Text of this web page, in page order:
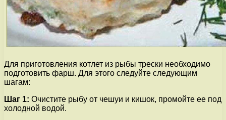
Для приготовления котлет из рыбы трески необходимо
подготовить фарш. Для этого следуйте следующим
шагам:
Шаг 1: Очистите рыбу от чешуи и кишок, промойте ее под
холодной водой.